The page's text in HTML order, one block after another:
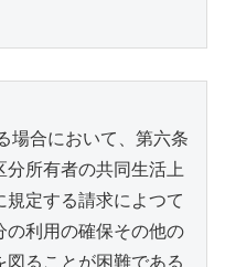
場合において、第六条
所有者の共同生活上
定する請求によつて
の利用の確保その他の
ることが困難である